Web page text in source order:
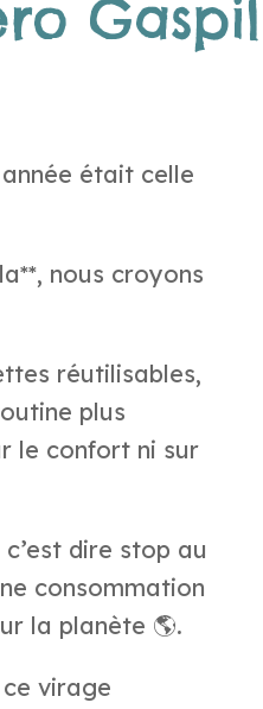
était celle
nous croyons
réutilisables,
plus
le confort ni sur
dire stop au
consommation
la planète 🌎.
virage